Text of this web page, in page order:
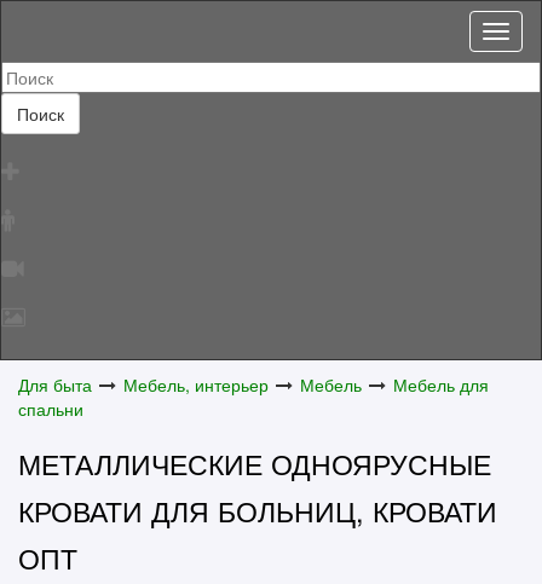
Поиск
Для быта Мебель, интерьер Мебель
Мебель для
спальни
МЕТАЛЛИЧЕСКИЕ ОДНОЯРУСНЫЕ
КРОВАТИ ДЛЯ БОЛЬНИЦ, КРОВАТИ
ОПТ